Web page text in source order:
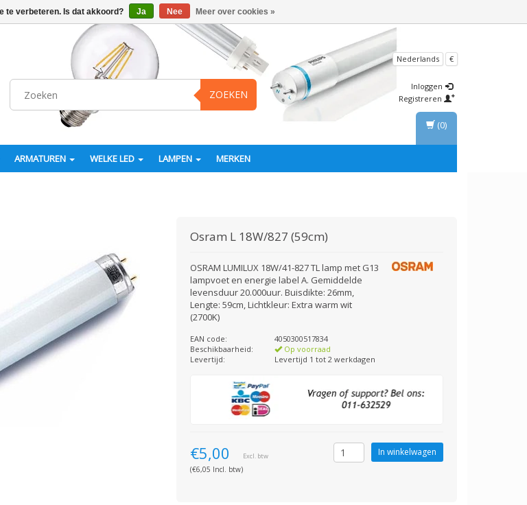
ZOEKEN
Nederlands €
Inloggen
Registreren
ARMATUREN WELKE LED LAMPEN MERKEN
(0)
Osram L 18W/827 (59cm)
OSRAM LUMILUX 18W/41-827 TL lamp met G13
lampvoet en energie label A. Gemiddelde
levensduur 20.000uur. Buisdikte: 26mm,
Lengte: 59cm, Lichtkleur: Extra warm wit
(2700K)
EAN code:
4050300517834
Beschikbaarheid:
Op voorraad
Levertijd:
Levertijd 1 tot 2 werkdagen
€5,00 Excl. btw
(€6,05 Incl. btw)
te verbeteren. Is dat akkoord? Ja Nee Meer over cookies »